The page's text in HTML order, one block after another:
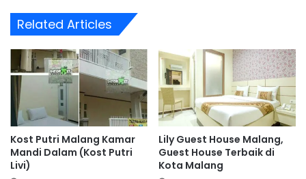
Related Articles
Kost Putri Malang Kamar
Mandi Dalam (Kost Putri
Livi)
Lily Guest House Malang,
Guest House Terbaik di
Kota Malang